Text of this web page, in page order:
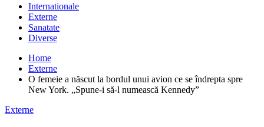
Internationale
Externe
Sanatate
Diverse
Home
Externe
O femeie a născut la bordul unui avion ce se îndrepta spre
New York. „Spune-i să-l numească Kennedy”
Externe